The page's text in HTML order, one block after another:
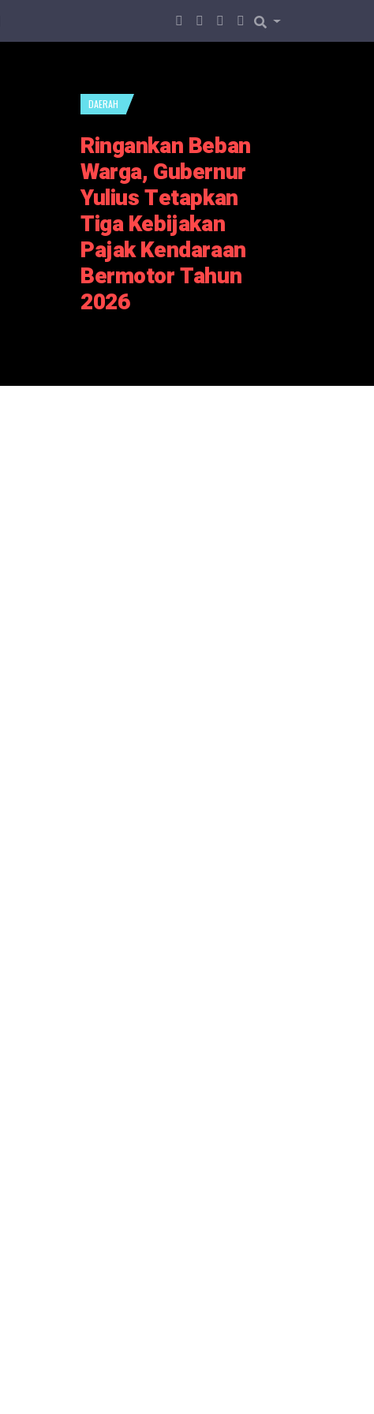
DAERAH
Ringankan Beban
Warga, Gubernur
Yulius Tetapkan
Tiga Kebijakan
Pajak Kendaraan
Bermotor Tahun
2026